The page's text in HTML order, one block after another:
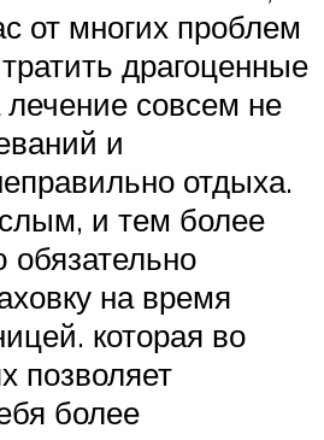
от многих проблем
драгоценные
совсем не
и
отдыха.
и тем более
обязательно
на время
которая во
позволяет
более